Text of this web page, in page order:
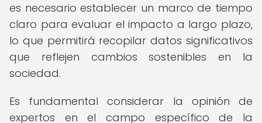
es necesario establecer un marco de tiempo
claro para evaluar el impacto a largo plazo,
lo que permitirá recopilar datos significativos
que reflejen cambios sostenibles en la
sociedad.
Es fundamental considerar la opinión de
expertos en el campo específico de la